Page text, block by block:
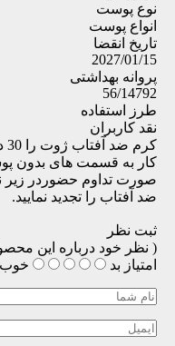
نوع پوست
انواع پوست
تاریخ انقضا
2027/01/15
پروانه بهداشتی
56/14792
طرز استفاده
نقد کاربران
کار به قسمت های بدون
ضد آفتاب را تجدید نمایید.
ثبت نظر
( نظر خود درباره این
امتیاز بد خوب